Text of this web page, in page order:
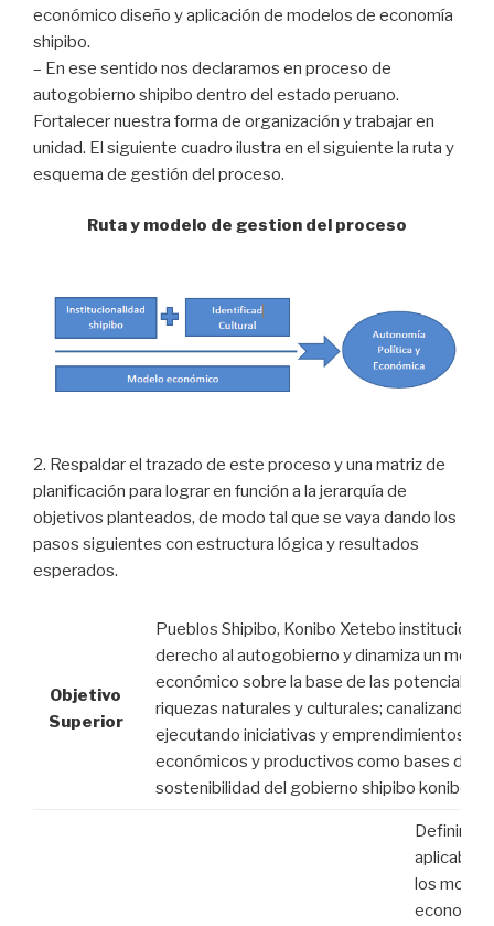
económico diseño y aplicación de modelos de economía
shipibo.
– En ese sentido nos declaramos en proceso de
autogobierno shipibo dentro del estado peruano.
Fortalecer nuestra forma de organización y trabajar en
unidad. El siguiente cuadro ilustra en el siguiente la ruta y
esquema de gestión del proceso.
Ruta y modelo de gestion del proceso
2. Respaldar el trazado de este proceso y una matriz de
planificación para lograr en función a la jerarquía de
objetivos planteados, de modo tal que se vaya dando los
pasos siguientes con estructura lógica y resultados
esperados.
Objetivo
Superior
Pueblos Shipibo, Konibo Xetebo
derecho al autogobierno y dinamiza un
económico sobre la base de las
riquezas naturales y culturales; canalizando y
ejecutando iniciativas y emprendimientos
económicos y productivos como bases de la
sostenibilidad del gobierno shipibo konibo
Definir la
los
economía